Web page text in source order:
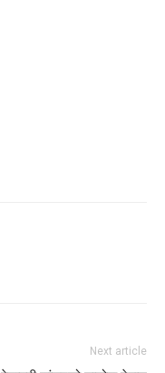
Next article